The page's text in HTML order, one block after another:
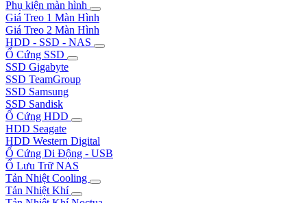
Phụ kiện màn hình
Giá Treo 1 Màn Hình
Giá Treo 2 Màn Hình
HDD - SSD - NAS
Ổ Cứng SSD
SSD Gigabyte
SSD TeamGroup
SSD Samsung
SSD Sandisk
Ổ Cứng HDD
HDD Seagate
HDD Western Digital
Ổ Cứng Di Động - USB
Ổ Lưu Trữ NAS
Tản Nhiệt Cooling
Tản Nhiệt Khí